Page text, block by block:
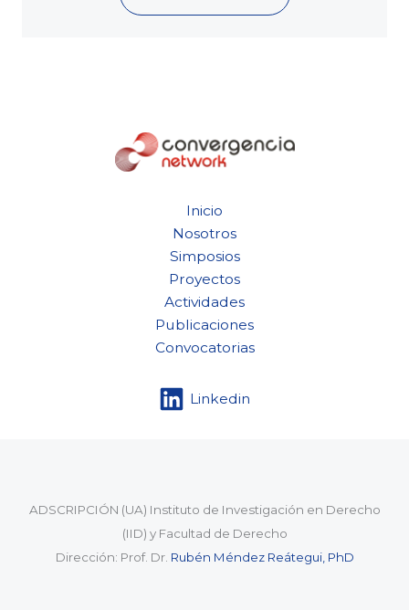
Inicio
Nosotros
Simposios
Proyectos
Actividades
Publicaciones
Convocatorias
Linkedin
ADSCRIPCIÓN (UA) Instituto de Investigación en Derecho
(IID) y Facultad de Derecho
Dirección: Prof. Dr. Rubén Méndez Reátegui, PhD